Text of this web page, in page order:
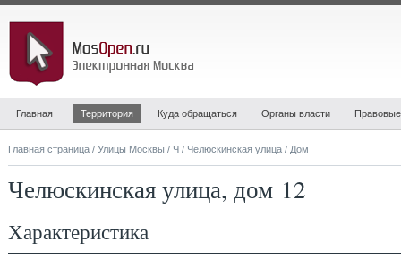
Главная Территория Куда обращаться Органы власти
Главная страница / Улицы Москвы / Ч / Челюскинская улица / Дом
Челюскинская улица, дом 12
Характеристика